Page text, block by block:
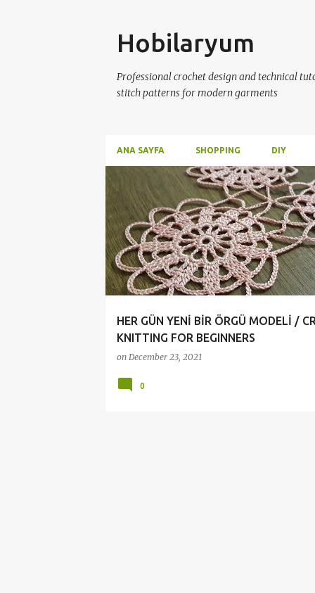
Hobilaryum
Professional crochet design and technical
stitch patterns for modern garments
ANA SAYFA SHOPPING DIY
P
o
s
t
s
HER GÜN YENİ BİR ÖRGÜ MODELİ /
KNITTING FOR BEGINNERS
on December 23, 2021
ÇEYİZLİK DANTELLER CROCHET DANTEL
0